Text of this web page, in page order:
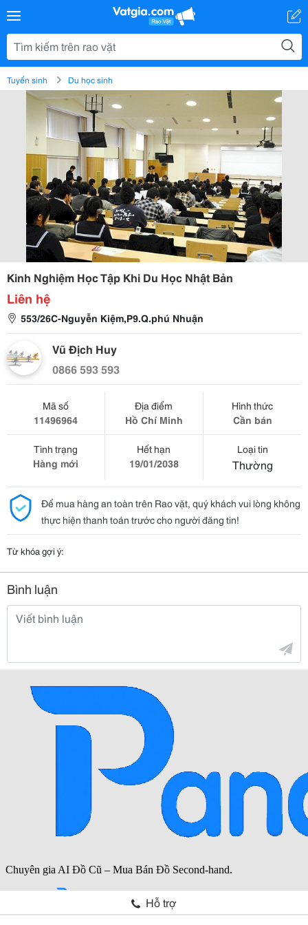
Tuyển sinh Du học sinh
Kinh Nghiệm Học Tập Khi Du Học Nhật Bản
Liên hệ
553/26C-Nguyễn Kiệm,P9.Q.phú Nhuận
Vũ Địch Huy
0866 593 593
Mã số
11496964
Địa điểm
Hồ Chí Minh
Hình thức
Cần bán
Tình trạng
Hàng mới
Hết hạn
19/01/2038
Loại tin
Thường
Để mua hàng an toàn trên Rao vặt, quý khách vui lòng không
thực hiện thanh toán trước cho người đăng tin!
Từ khóa gợi ý:
Bình luận
Hỗ trợ